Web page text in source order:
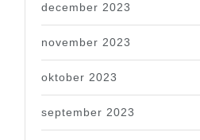
december 2023
november 2023
oktober 2023
september 2023